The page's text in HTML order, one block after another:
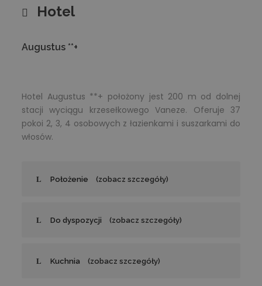
Hotel
Augustus **+
Hotel Augustus **+ położony jest 200 m od dolnej
stacji wyciągu krzesełkowego Vaneze. Oferuje 37
pokoi 2, 3, 4 osobowych z łazienkami i suszarkami do
włosów.
Położenie (zobacz szczegóły)
Do dyspozycji (zobacz szczegóły)
Kuchnia (zobacz szczegóły)